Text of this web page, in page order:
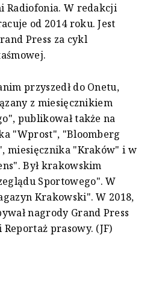
Radiofonia. W redakcji
od 2014 roku. Jest
Press za cykl
przyszedł do Onetu,
z miesięcznikiem
publikował także na
"Wprost", "Bloomberg
miesięcznika "Kraków" i w
Był krakowskim
Sportowego". W
Krakowski". W 2018,
nagrody Grand Press
prasowy. (JF)